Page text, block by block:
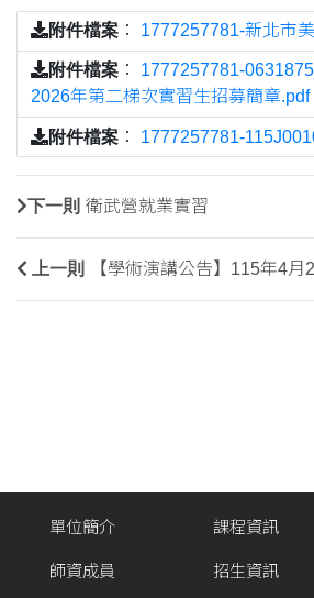
附件檔案 ： 1777257781-新北市
附件檔案 ： 1777257781-
2026年第二梯次實習生招募簡章.pdf
附件檔案 ： 1777257781-
下一則 衛武營就業實習
上一則 【學術演講公告】115年4月
單位簡介
師資成員
課程資訊
招生資訊